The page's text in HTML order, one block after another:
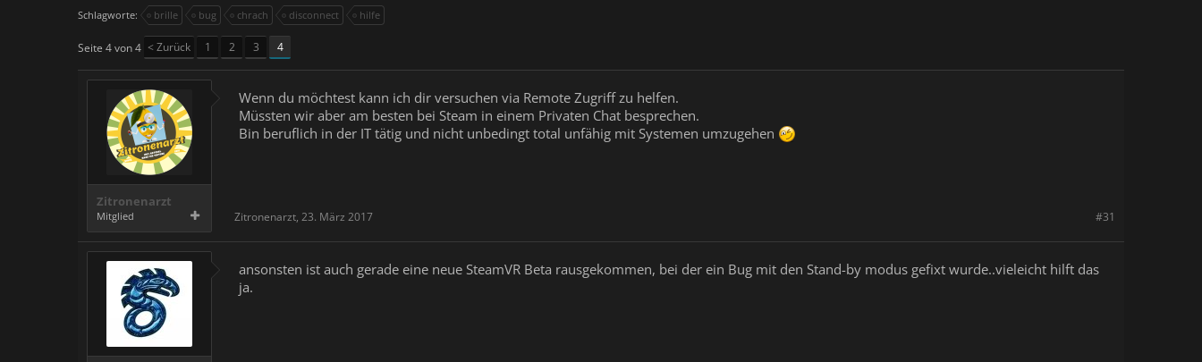
Schlagworte: brille bug chrach disconnect hilfe
Seite 4 von 4 < Zurück 1 2 3 4
Zitronenarzt
Mitglied
Wenn du möchtest kann ich dir versuchen via Remote Zugriff zu helfen.
Müssten wir aber am besten bei Steam in einem Privaten Chat besprechen.
Bin beruflich in der IT tätig und nicht unbedingt total unfähig mit Systemen umzugehen
#31
Zitronenarzt, 23. März 2017
ansonsten ist auch gerade eine neue SteamVR Beta rausgekommen, bei der ein Bug mit den Stand-by modus gefixt wurde..vieleicht hilft das
ja.